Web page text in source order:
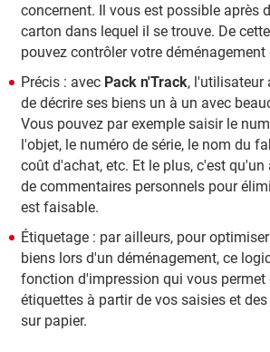
concernent. Il vous est possible après
carton dans lequel il se trouve. De
pouvez contrôler votre déménagement
Précis : avec Pack n'Track, l'utilisateur
de décrire ses biens un à un avec
Vous pouvez par exemple saisir le
l'objet, le numéro de série, le nom du
coût d'achat, etc. Et le plus, c'est
de commentaires personnels pour
est faisable.
Étiquetage : par ailleurs, pour
biens lors d'un déménagement, ce
fonction d'impression qui vous permet
étiquettes à partir de vos saisies et
sur papier.